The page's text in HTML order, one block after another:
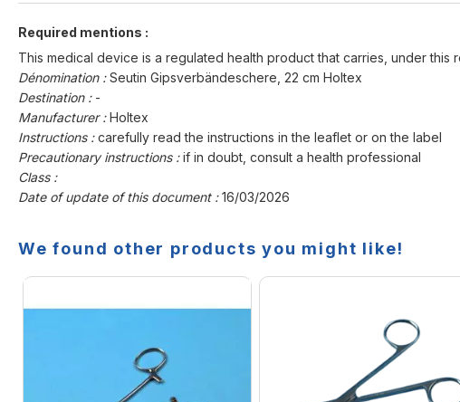
Required mentions :
This medical device is a regulated health product that carries, under this
Dénomination :Seutin Gipsverbändeschere, 22 cm Holtex
Destination : -
Manufacturer :Holtex
Instructions :carefully read the instructions in the leaflet or on the label
Precautionary instructions :if in doubt, consult a health professional
Class :
Date of update of this document :16/03/2026
We found other products you might like!